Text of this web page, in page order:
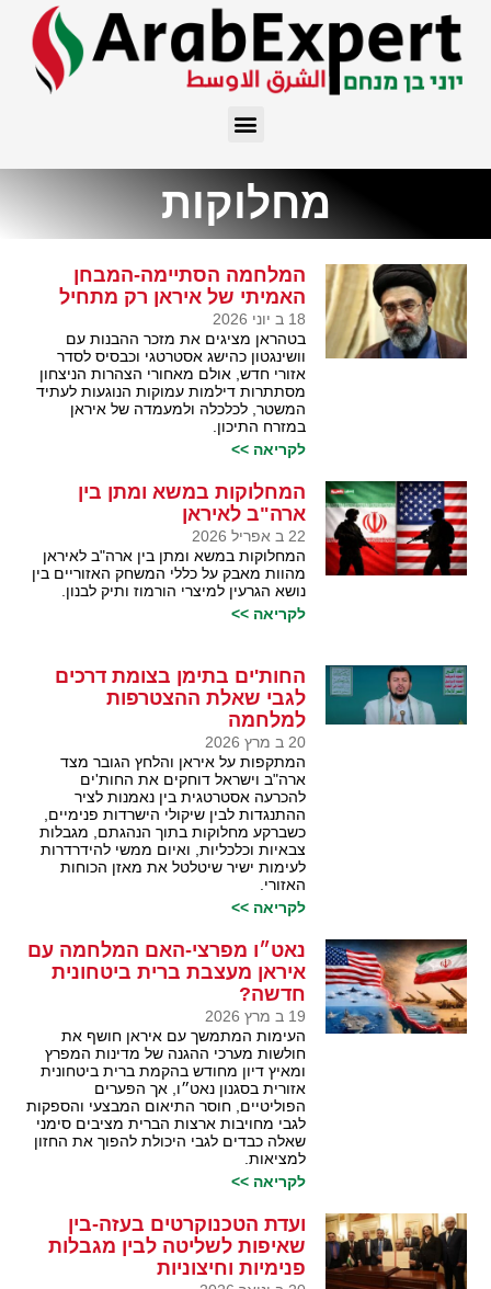
מחלוקות
המלחמה הסתיימה-המבחן
האמיתי של איראן רק מתחיל
18 ב יוני 2026
בטהראן מציגים את מזכר ההבנות עם
וושינגטון כהישג אסטרטגי וכבסיס לסדר
אזורי חדש, אולם מאחורי הצהרות הניצחון
מסתתרות דילמות עמוקות הנוגעות לעתיד
המשטר, לכלכלה ולמעמדה של איראן
במזרח התיכון.
לקריאה >>
המחלוקות במשא ומתן בין
ארה"ב לאיראן
22 ב אפריל 2026
המחלוקות במשא ומתן בין ארה"ב לאיראן
מהוות מאבק על כללי המשחק האזוריים בין
נושא הגרעין למיצרי הורמוז ותיק לבנון.
לקריאה >>
החות'ים בתימן בצומת דרכים
לגבי שאלת ההצטרפות
למלחמה
20 ב מרץ 2026
המתקפות על איראן והלחץ הגובר מצד
ארה"ב וישראל דוחקים את החות'ים
להכרעה אסטרטגית בין נאמנות לציר
ההתנגדות לבין שיקולי הישרדות פנימיים,
כשברקע מחלוקות בתוך הנהגתם, מגבלות
צבאיות וכלכליות, ואיום ממשי להידרדרות
לעימות ישיר שיטלטל את מאזן הכוחות
האזורי.
לקריאה >>
נאט״ו מפרצי-האם המלחמה עם
איראן מעצבת ברית ביטחונית
חדשה?
19 ב מרץ 2026
העימות המתמשך עם איראן חושף את
חולשות מערכי ההגנה של מדינות המפרץ
ומאיץ דיון מחודש בהקמת ברית ביטחונית
אזורית בסגנון נאט״ו, אך הפערים
הפוליטיים, חוסר התיאום המבצעי והספקות
לגבי מחויבות ארצות הברית מציבים סימני
שאלה כבדים לגבי היכולת להפוך את החזון
למציאות.
לקריאה >>
ועדת הטכנוקרטים בעזה-בין
שאיפות לשליטה לבין מגבלות
פנימיות וחיצוניות